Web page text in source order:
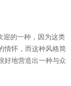
的一种，因为这类
怀，而这种风格简
好地营造出一种与众